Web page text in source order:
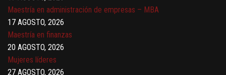
Maestría en administración de empresas – MBA
17 AGOSTO, 2026
Maestría en finanzas
20 AGOSTO, 2026
Mujeres líderes
27 AGOSTO, 2026